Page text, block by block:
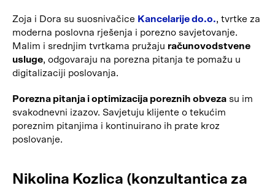
Zoja i Dora su suosnivačice Kancelarije do.o., tvrtke za
moderna poslovna rješenja i porezno savjetovanje.
Malim i srednjim tvrtkama pružaju računovodstvene
usluge, odgovaraju na porezna pitanja te pomažu u
digitalizaciji poslovanja.
Porezna pitanja i optimizacija poreznih obveza su im
svakodnevni izazov. Savjetuju klijente o tekućim
poreznim pitanjima i kontinuirano ih prate kroz
poslovanje.
Nikolina Kozlica (konzultantica za